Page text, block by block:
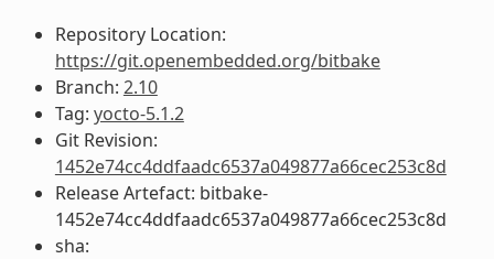
Repository Location:
https://git.openembedded.org/bitbake
Branch: 2.10
Tag: yocto-5.1.2
Git Revision:
1452e74cc4ddfaadc6537a049877a66cec253c8d
Release Artefact: bitbake-
1452e74cc4ddfaadc6537a049877a66cec253c8d
sha: